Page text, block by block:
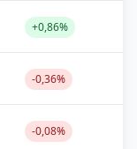
+0,86%
-0,36%
-0,08%